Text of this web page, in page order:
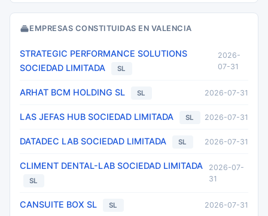
EMPRESAS CONSTITUIDAS EN VALENCIA
STRATEGIC PERFORMANCE SOLUTIONS
SOCIEDAD LIMITADA
SL
2026-
07-31
ARHAT BCM HOLDING SL SL 2026-07-31
LAS JEFAS HUB SOCIEDAD LIMITADA SL 2026-07-31
DATADEC LAB SOCIEDAD LIMITADA SL 2026-07-31
CLIMENT DENTAL-LAB SOCIEDAD LIMITADA
SL
2026-07-
31
CANSUITE BOX SL SL 2026-07-31